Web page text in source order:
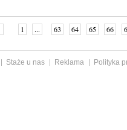
1 ... 63 64 65 66
Staże u nas Reklama
Polityka